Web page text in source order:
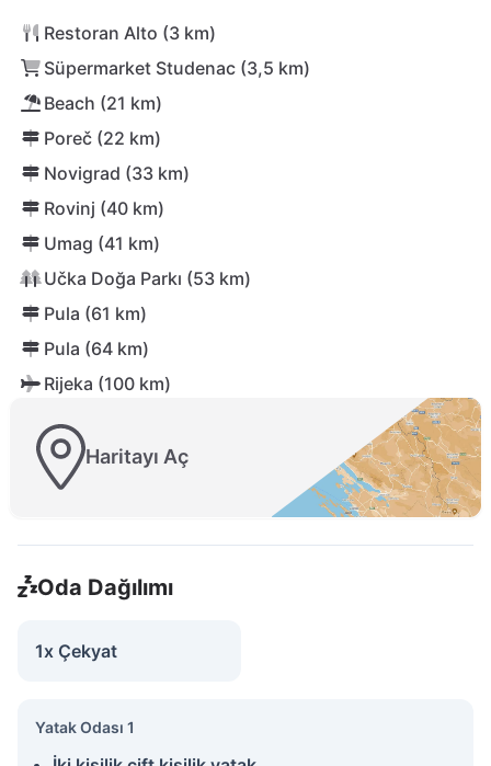
Restoran Alto (3 km)
Süpermarket Studenac (3,5 km)
Beach (21 km)
Poreč (22 km)
Novigrad (33 km)
Rovinj (40 km)
Umag (41 km)
Učka Doğa Parkı (53 km)
Pula (61 km)
Pula (64 km)
Rijeka (100 km)
Haritayı Aç
Oda Dağılımı
1x Çekyat
Yatak Odası 1